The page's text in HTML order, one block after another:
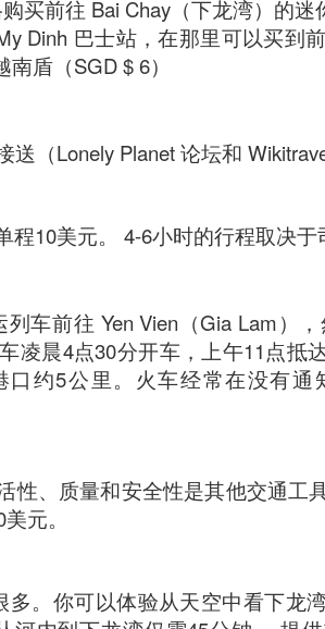
买前往 Bai Chay（下龙湾）的迷
Dinh 巴士站，在那里可以买到
盾（SGD $ 6）
（Lonely Planet 论坛和
10美元。 4-6小时的行程取决于
车前往 Yen Vien（Gia Lam）
凌晨4点30分开车，上午11点抵
口约5公里。火车经常在没有
性、质量和安全性是其他交通工
元。
。你可以体验从天空中看下龙
[AUD$13.80] has every right to be a
Each piece of the barbecued